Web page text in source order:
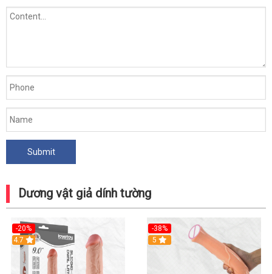
Dương vật giả dính tường
-20%
Hot
4.7
-38%
Hot
5